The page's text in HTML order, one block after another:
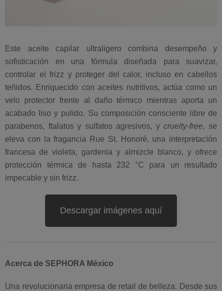
Este aceite capilar ultraligero combina desempeño y
sofisticación en una fórmula diseñada para suavizar,
controlar el frizz y proteger del calor, incluso en cabellos
teñidos. Enriquecido con aceites nutritivos, actúa como un
velo protector frente al daño térmico mientras aporta un
acabado liso y pulido. Su composición consciente libre de
parabenos, ftalatos y sulfatos agresivos, ycruelty-free, se
eleva con la fragancia Rue St. Honoré, una interpretación
francesa de violeta, gardenia y almizcle blanco, y ofrece
protección térmica de hasta 232 °C para un resultado
impecable y sin frizz.
Descargar imágenes aquí
Acerca de SEPHORA México
Una revolucionaria empresa de retail de belleza. Desde sus